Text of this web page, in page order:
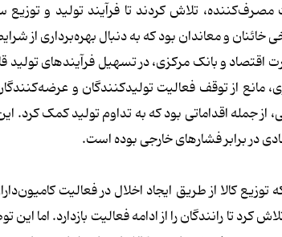
تلاش کردند تا فرآیند تولید و
و معاندان بود که به دنبال بهره‌برداری از
اقتصاد و بانک مرکزی، در تسهیل فرآیندهای تولید
مانع از توقف فعالیت تولیدکنندگان و
از جمله اقداماتی بود که به تداوم تولید کمک
در برابر فشارهای خارجی بوده است.
کالا از طریق ایجاد اخلال در فعالیت
کرد تا رانندگان را از ادامه فعالیت بازدارد. اما